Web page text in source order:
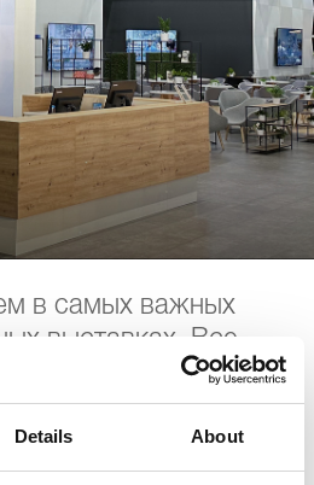
Details About
в самых важных
выставках. Все
можно посмотреть
ждём Вас.